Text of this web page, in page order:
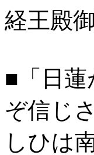
経王殿
■「日
ぞ信じ
しひは